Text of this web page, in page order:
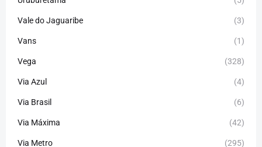
Vale do Jaguaribe (3)
Vans (1)
Vega (328)
Via Azul (4)
Via Brasil (6)
Via Máxima (42)
Via Metro (295)